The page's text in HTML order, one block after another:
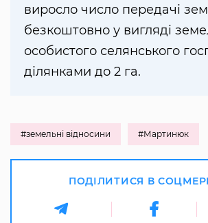
виросло число передачі
безкоштовно у вигляді
особистого селянського
ділянками до 2 га.
#земельні відносини #Мартинюк
ПОДІЛИТИСЯ В